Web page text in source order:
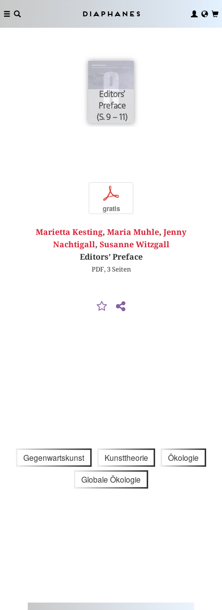
Diaphanes
Editors’
Preface
(S. 9 – 11)
p
gratis
Marietta Kesting, Maria Muhle, Jenny
Nachtigall, Susanne Witzgall
Editors’ Preface
PDF, 3 Seiten
Gegenwartskunst Kunsttheorie Ökologie
Globale Ökologie